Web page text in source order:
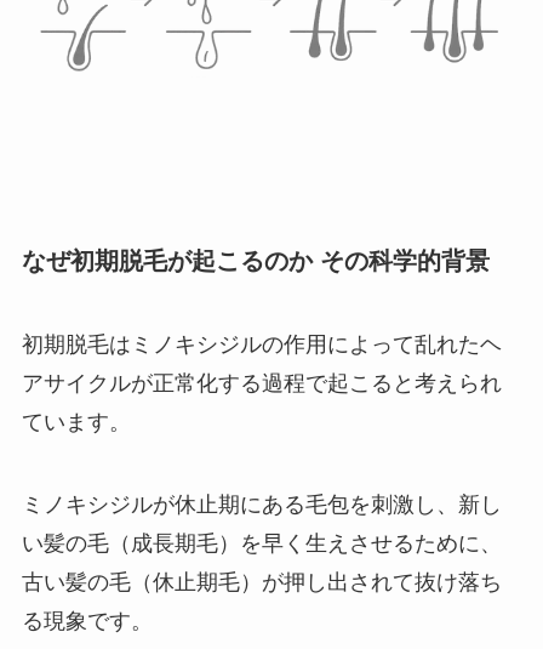
なぜ初期脱毛が起こるのか その科学的背景
初期脱毛はミノキシジルの作用によって乱れたヘ
アサイクルが正常化する過程で起こると考えられ
ています。
ミノキシジルが休止期にある毛包を刺激し、新し
い髪の毛（成長期毛）を早く生えさせるために、
古い髪の毛（休止期毛）が押し出されて抜け落ち
る現象です。